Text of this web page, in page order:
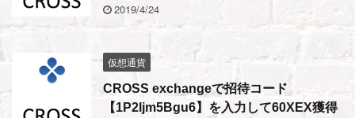
2019/4/24
仮想通貨
CROSS exchangeで招待コード
【1P2ljm5Bgu6】を入力して60XEX獲得